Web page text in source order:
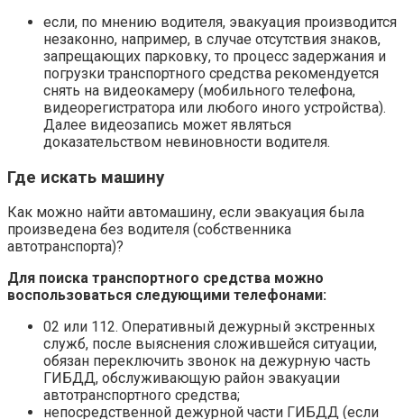
если, по мнению водителя, эвакуация производится
незаконно, например, в случае отсутствия знаков,
запрещающих парковку, то процесс задержания и
погрузки транспортного средства рекомендуется
снять на видеокамеру (мобильного телефона,
видеорегистратора или любого иного устройства).
Далее видеозапись может являться
доказательством невиновности водителя.
Где искать машину
Как можно найти автомашину, если эвакуация была
произведена без водителя (собственника
автотранспорта)?
Для поиска транспортного средства можно
воспользоваться следующими телефонами:
02 или 112. Оперативный дежурный экстренных
служб, после выяснения сложившейся ситуации,
обязан переключить звонок на дежурную часть
ГИБДД, обслуживающую район эвакуации
автотранспортного средства;
непосредственной дежурной части ГИБДД (если